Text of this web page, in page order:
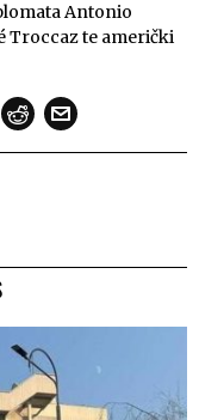
Antonio
Troccaz te američki